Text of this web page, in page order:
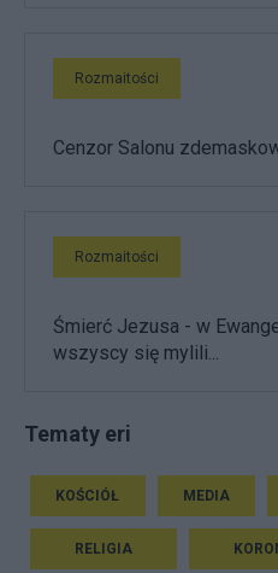
Rozmaitości
Cenzor Salonu
Rozmaitości
Śmierć Jezusa - w
wszyscy się mylili...
Tematy eri
KOŚCIÓŁ MEDIA
RELIGIA